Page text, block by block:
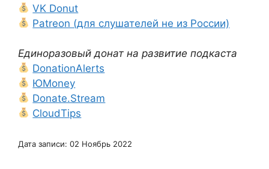
VK Donut
Patreon (для слушателей не из России)
Единоразовый донат на развитие подкаста
DonationAlerts
ЮMoney
Donate.Stream
CloudTips
Дата записи: 02 Ноябрь 2022